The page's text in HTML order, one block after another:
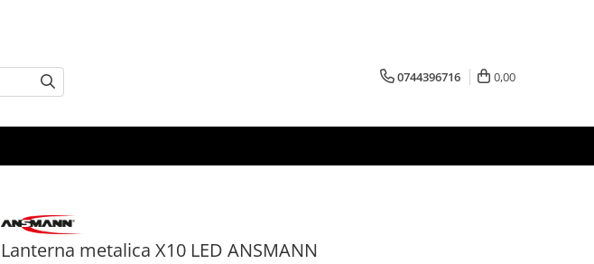
0744396716 0,00
Lanterna metalica X10 LED ANSMANN